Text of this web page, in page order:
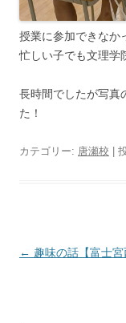
授業に参加できなか
忙しい子でも文理学
長時間でしたが写真
た！
カテゴリー: 唐瀬校 |
投
← 趣味の話【富士宮